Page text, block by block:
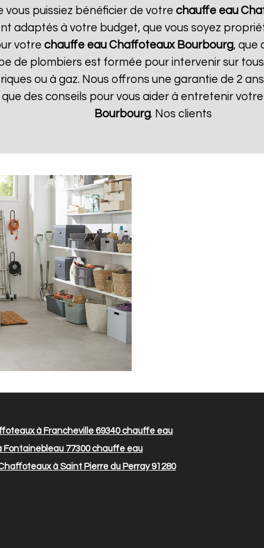
puissiez bénéficier de votre chauffe eau
adaptés à votre budget, que vous soyez
votre chauffe eau Chaffoteaux Bourbourg, que
de plombiers est formée pour intervenir sur
ou à gaz. Nous offrons une garantie de 2
que des conseils pour vous aider à entretenir
Bourbourg. Nos clients
à Francheville 69340chauffe eau
77300chauffe eau
à Saint Pierre du Perray 91280